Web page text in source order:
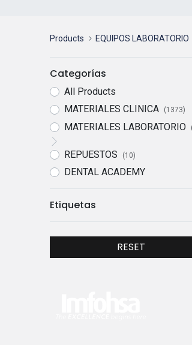
Products EQUIPOS LABORATORIO
Categorías
All Products
MATERIALES CLINICA
(1373)
MATERIALES LABORATORIO
REPUESTOS (10)
DENTAL ACADEMY
Etiquetas
RESET